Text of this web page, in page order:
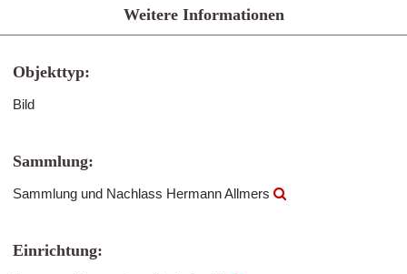
Weitere Informationen
Objekttyp:
Bild
Sammlung:
Sammlung und Nachlass Hermann Allmers
Einrichtung: